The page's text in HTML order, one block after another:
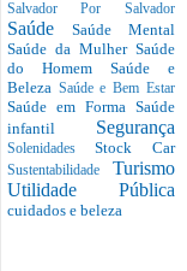
Salvador Por Salvador
Saúde Saúde Mental
Saúde da Mulher Saúde
do Homem Saúde e
Beleza Saúde e Bem Estar
Saúde em Forma Saúde
infantil Segurança
SolenidadesStock Car
Sustentabilidade Turismo
Utilidade Pública
cuidados e beleza